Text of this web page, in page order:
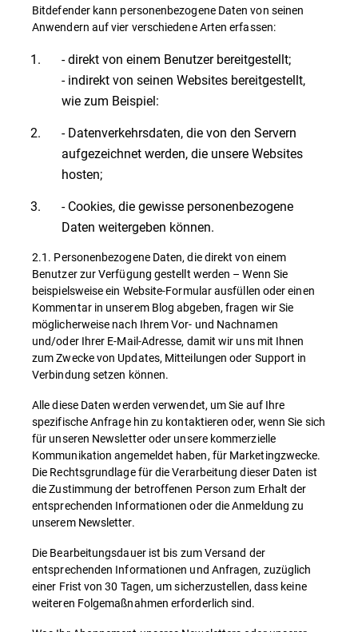
Bitdefender kann personenbezogene Daten von seinen
Anwendern auf vier verschiedene Arten erfassen:
- direkt von einem Benutzer bereitgestellt;
- indirekt von seinen Websites bereitgestellt,
wie zum Beispiel:
- Datenverkehrsdaten, die von den Servern
aufgezeichnet werden, die unsere Websites
hosten;
- Cookies, die gewisse personenbezogene
Daten weitergeben können.
2.1. Personenbezogene Daten, die direkt von einem
Benutzer zur Verfügung gestellt werden – Wenn Sie
beispielsweise ein Website-Formular ausfüllen oder einen
Kommentar in unserem Blog abgeben, fragen wir Sie
möglicherweise nach Ihrem Vor- und Nachnamen
und/oder Ihrer E-Mail-Adresse, damit wir uns mit Ihnen
zum Zwecke von Updates, Mitteilungen oder Support in
Verbindung setzen können.
Alle diese Daten werden verwendet, um Sie auf Ihre
spezifische Anfrage hin zu kontaktieren oder, wenn Sie sich
für unseren Newsletter oder unsere kommerzielle
Kommunikation angemeldet haben, für Marketingzwecke.
Die Rechtsgrundlage für die Verarbeitung dieser Daten ist
die Zustimmung der betroffenen Person zum Erhalt der
entsprechenden Informationen oder die Anmeldung zu
unserem Newsletter.
Die Bearbeitungsdauer ist bis zum Versand der
entsprechenden Informationen und Anfragen, zuzüglich
einer Frist von 30 Tagen, um sicherzustellen, dass keine
weiteren Folgemaßnahmen erforderlich sind.